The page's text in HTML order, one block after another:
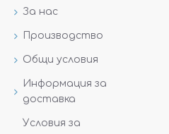
За нас
Производство
Общи условия
Информация за
доставка
Условия за